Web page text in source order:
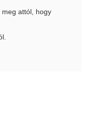
attól, hogy